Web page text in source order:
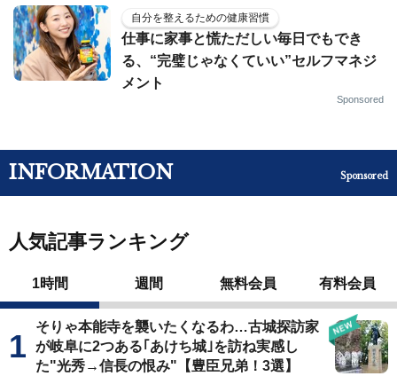
自分を整えるための健康習慣
仕事に家事と慌ただしい毎日でもでき
る、“完璧じゃなくていい”セルフマネジ
メント
Sponsored
INFORMATION Sponsored
人気記事ランキング
1時間 週間 無料会員 有料会員
そりゃ本能寺を襲いたくなるわ…古城探訪家
が岐阜に2つある｢あけち城｣を訪ね実感し
た"光秀→信長の恨み"【豊臣兄弟！3選】